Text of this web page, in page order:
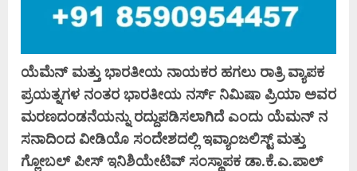
ಯೆಮೆನ್ ಮತ್ತು ಭಾರತೀಯ ನಾಯಕರ ಹಗಲು ರಾತ್ರಿ ವ್ಯಾಪಕ
ಪ್ರಯತ್ನಗಳ ನಂತರ ಭಾರತೀಯ ನರ್ಸ್ ನಿಮಿಷಾ ಪ್ರಿಯಾ ಅವರ
ಮರಣದಂಡನೆಯನ್ನು ರದ್ದುಪಡಿಸಲಾಗಿದೆ ಎಂದು ಯೆಮನ್ ನ
ಸನಾದಿಂದ ವೀಡಿಯೊ ಸಂದೇಶದಲ್ಲಿ ಇವ್ಯಾಂಜಲಿಸ್ಟ್ ಮತ್ತು
ಗ್ಲೋಬಲ್ ಪೀಸ್ ಇನಿಶಿಯೇಟಿವ್ ಸಂಸ್ಥಾಪಕ ಡಾ.ಕೆ.ಎ.ಪಾಲ್